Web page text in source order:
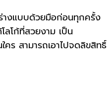
างแบบด้วยมือก่อนทุกครั้ง
ลโก้ที่สวยงาม เป็น
คร สามารถเอาไปจดลิขสิทธิ์